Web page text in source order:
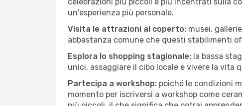
un'esperienza più personale.
Visita le attrazioni al coperto: musei,
abbastanza comune che questi stabilimenti
Esplora lo shopping stagionale: la bassa
unici, assaggiare il cibo locale e vivere la vita
Partecipa a workshop: poiché le condizioni
momento per iscriversi a workshop come